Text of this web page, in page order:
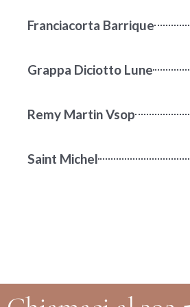
Franciacorta Barrique
Grappa Diciotto Lune
Remy Martin Vsop
Saint Michel